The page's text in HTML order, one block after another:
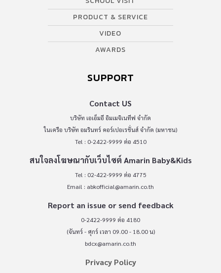
PRODUCT & SERVICE
VIDEO
AWARDS
SUPPORT
Contact US
บริษัท เอเอ็มอี อิมเมจิเนทีฟ จำกัด
ในเครือ บริษัท อมรินทร์ คอร์เปอเรชั่นส์ จำกัด (มหาชน)
Tel : 0-2422-9999 ต่อ 4510
สนใจลงโฆษณากับเว็บไซต์ Amarin Baby&Kids
Tel : 02-422-9999 ต่อ 4775
Email : abkofficial@amarin.co.th
Report an issue or send feedback
0-2422-9999 ต่อ 4180
(จันทร์ - ศุกร์ เวลา 09.00 - 18.00 น)
bdcx@amarin.co.th
Privacy Policy